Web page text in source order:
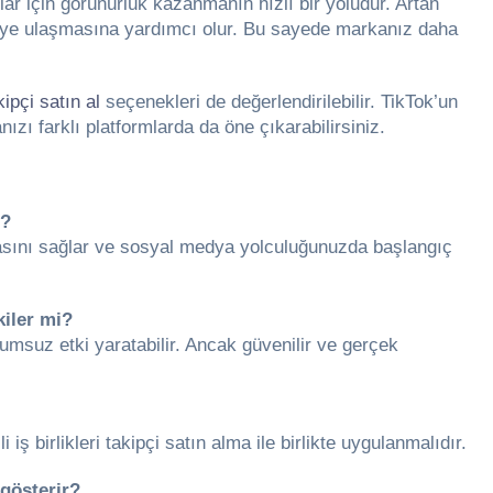
ulaşmasına yardımcı olur. Bu sayede markanız daha
satın al seçenekleri de değerlendirilebilir. TikTok’un
farklı platformlarda da öne çıkarabilirsiniz.
sağlar ve sosyal medya yolculuğunuzda başlangıç
mi?
etki yaratabilir. Ancak güvenilir ve gerçek
birlikleri takipçi satın alma ile birlikte uygulanmalıdır.